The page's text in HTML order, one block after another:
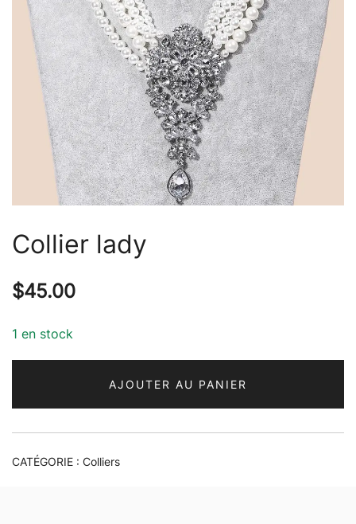
Collier lady
$45.00
1 en stock
AJOUTER AU PANIER
CATÉGORIE : Colliers